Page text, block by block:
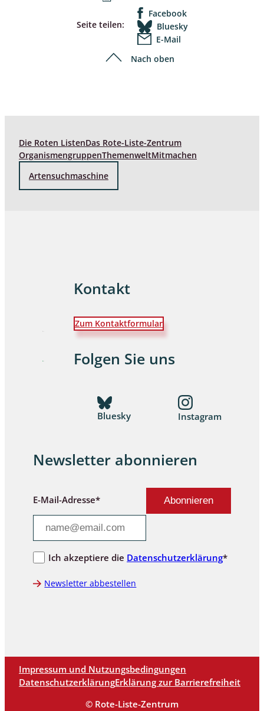
Seite teilen:
Facebook
Bluesky
E-Mail
Nach oben
Die Roten ListenDas Rote-Liste-Zentrum
OrganismengruppenThemenweltMitmachen
Artensuchmaschine
Kontakt
Zum Kontaktformular
Folgen Sie uns
Bluesky Instagram
Newsletter abonnieren
E-Mail-Adresse*
Ich akzeptiere die Datenschutzerklärung*
Newsletter abbestellen
Impressum und Nutzungsbedingungen
DatenschutzerklärungErklärung zur Barrierefreiheit
© Rote-Liste-Zentrum